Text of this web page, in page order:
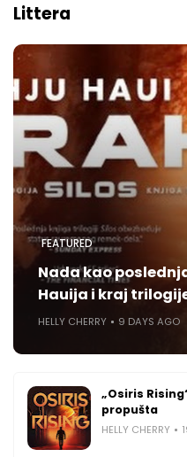
Littera
FEATURED
Nada kao
Hauija i kraj
HELLY CHERRY 9 DAYS AGO
„Osiris
propušta
HELLY CHERRY